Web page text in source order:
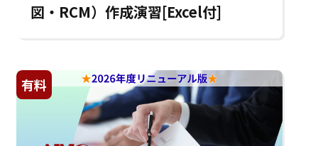
図・RCM）作成演習[Excel付]
有料